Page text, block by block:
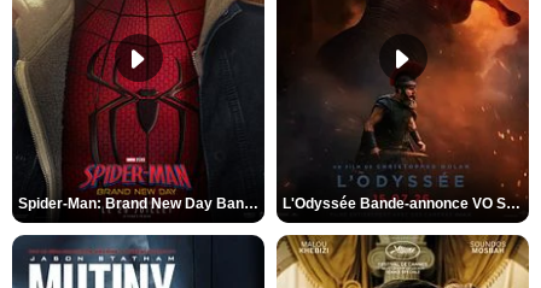
Spider-Man: Brand New Day Bande-annonce VO STFR L'Odyssée Bande-annonce VO STFR